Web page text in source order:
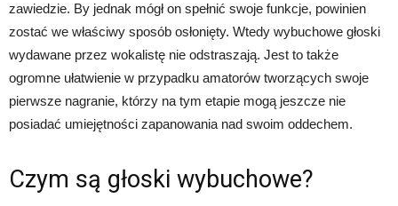
zawiedzie. By jednak mógł on spełnić swoje funkcje, powinien
zostać we właściwy sposób osłonięty. Wtedy wybuchowe głoski
wydawane przez wokalistę nie odstraszają. Jest to także
ogromne ułatwienie w przypadku amatorów tworzących swoje
pierwsze nagranie, którzy na tym etapie mogą jeszcze nie
posiadać umiejętności zapanowania nad swoim oddechem.
Czym są głoski wybuchowe?